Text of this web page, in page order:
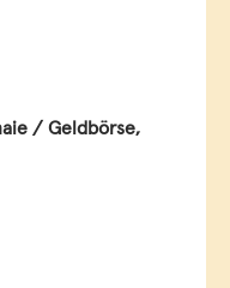
/ Geldbörse,